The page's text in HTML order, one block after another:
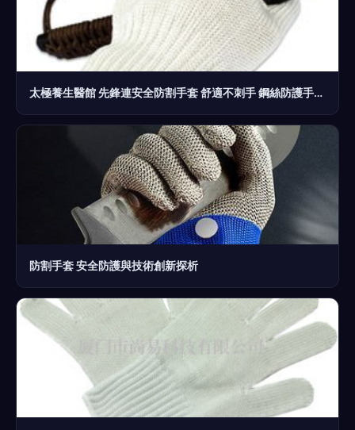
太極養生醫館 先鋒連安全防割手套 舒適不刺手 鋼絲防護手套 戰術手套 保安器材保安用品防割手套白色
防割手套 安全防護與技術創新探析